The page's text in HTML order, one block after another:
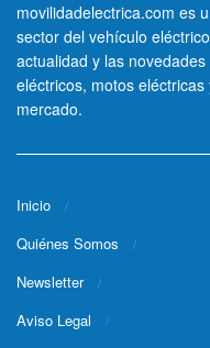
movilidadelectrica.com es
sector del vehículo
actualidad y las
eléctricos, motos
mercado.
Inicio
Quiénes Somos
Newsletter
Aviso Legal